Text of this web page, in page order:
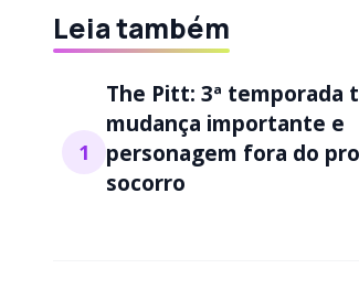
Leia também
1
The Pitt: 3ª temporada
mudança importante e
personagem fora do
socorro